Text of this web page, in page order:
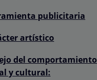
publicitaria
artístico
del comportamiento
y cultural: